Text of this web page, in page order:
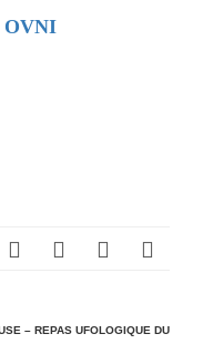
OVNI
– REPAS UFOLOGIQUE DU